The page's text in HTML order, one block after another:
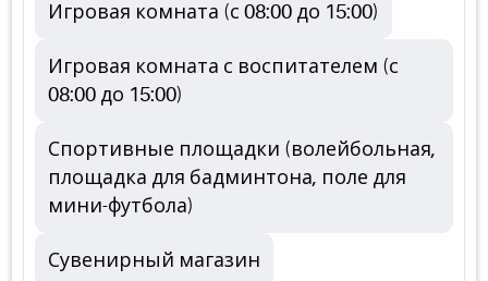
Игровая комната (с 08:00 до 15:00)
Игровая комната с воспитателем (с
08:00 до 15:00)
Спортивные площадки (волейбольная,
площадка для бадминтона, поле для
мини-футбола)
Сувенирный магазин